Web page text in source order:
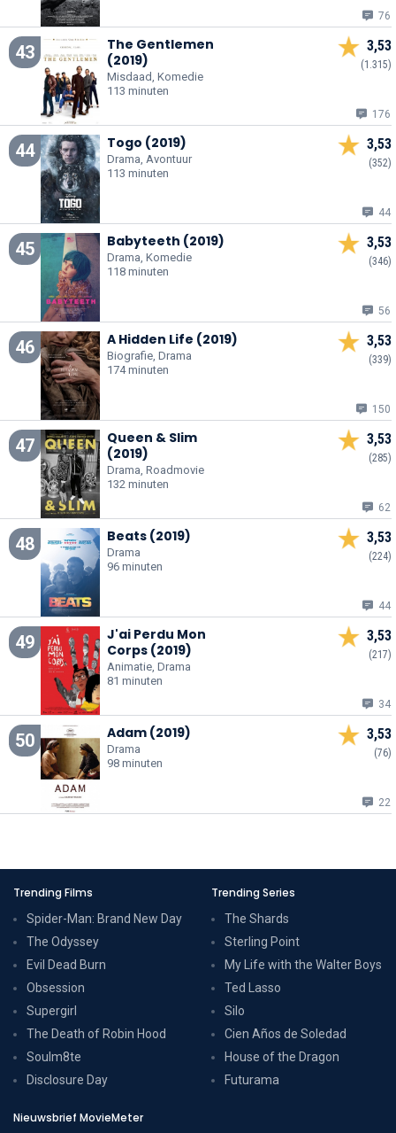
76
43
The Gentlemen
(2019)
Misdaad, Komedie
113 minuten
3,53
(1.315)
176
44 Togo (2019)
Drama, Avontuur
113 minuten
3,53
(352)
44
45 Babyteeth (2019)
Drama, Komedie
118 minuten
3,53
(346)
56
46 A Hidden Life (2019)
Biografie, Drama
174 minuten
3,53
(339)
150
47
Queen & Slim
(2019)
Drama, Roadmovie
132 minuten
3,53
(285)
62
48 Beats (2019)
Drama
96 minuten
3,53
(224)
44
49
J'ai Perdu Mon
Corps (2019)
Animatie, Drama
81 minuten
3,53
(217)
34
50 Adam (2019)
Drama
98 minuten
3,53
(76)
22
Trending Films
Spider-Man: Brand New Day
The Odyssey
Evil Dead Burn
Obsession
Supergirl
The Death of Robin Hood
Soulm8te
Disclosure Day
Trending Series
The Shards
Sterling Point
My Life with the Walter Boys
Ted Lasso
Silo
Cien Años de Soledad
House of the Dragon
Futurama
Nieuwsbrief MovieMeter